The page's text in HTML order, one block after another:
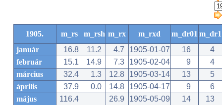
1905. m_rs m_rsh m_rx m_rxd m_dr01 m_dr1
január
16.8 11.2 4.7 1905-01-07 16
4
február
15.1 14.9 7.3 1905-02-04 9
4
március
32.4 1.3 12.8 1905-03-14 13
5
április
37.9 0.0 14.8 1905-04-17 9
6
május
116.4 26.9 1905-05-09 14
13